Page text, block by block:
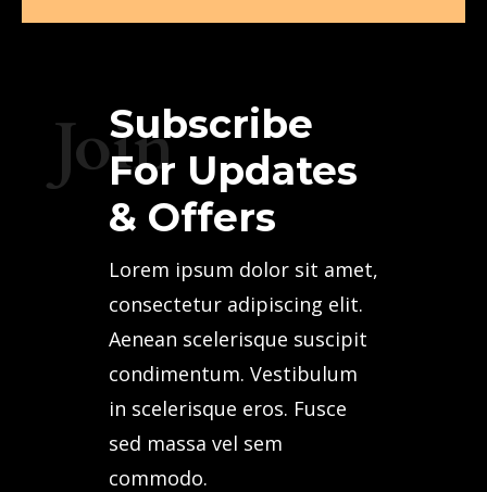
Join
Subscribe
For Updates
& Offers
Lorem ipsum dolor sit amet,
consectetur adipiscing elit.
Aenean scelerisque suscipit
condimentum. Vestibulum
in scelerisque eros. Fusce
sed massa vel sem
commodo.